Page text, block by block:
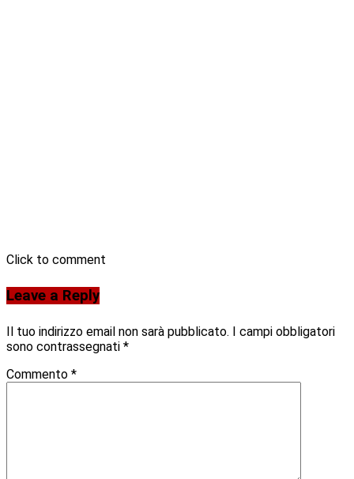
Click to comment
Leave a Reply
Il tuo indirizzo email non sarà pubblicato. I campi obbligatori
sono contrassegnati *
Commento *